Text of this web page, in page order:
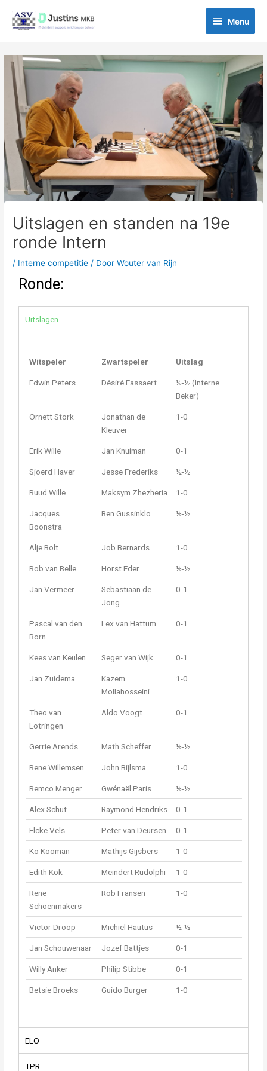
naar
inhoud
Menu
Menu
Uitslagen en standen na 19e
ronde Intern
/ Interne competitie / DoorWouter van Rijn
Ronde:
Uitslagen
Witspeler Zwartspeler Uitslag
Edwin Peters Désiré Fassaert
½-½ (Interne
Beker)
Ornett Stork
Jonathan de
Kleuver
1-0
Erik Wille Jan Knuiman 0-1
Sjoerd Haver Jesse Frederiks ½-½
Ruud Wille Maksym Zhezheria 1-0
Jacques
Boonstra
Ben Gussinklo ½-½
Alje Bolt Job Bernards 1-0
Rob van Belle Horst Eder ½-½
Jan Vermeer
Sebastiaan de
Jong
0-1
Pascal van den
Born
Lex van Hattum 0-1
Kees van Keulen Seger van Wijk 0-1
Jan Zuidema
Kazem
Mollahosseini
1-0
Theo van
Lotringen
Aldo Voogt 0-1
Gerrie Arends Math Scheffer ½-½
Rene Willemsen John Bijlsma 1-0
Remco Menger Gwénaël Paris ½-½
Alex Schut Raymond Hendriks 0-1
Elcke Vels Peter van Deursen 0-1
Ko Kooman Mathijs Gijsbers 1-0
Edith Kok Meindert Rudolphi 1-0
Rene
Schoenmakers
Rob Fransen 1-0
Victor Droop Michiel Hautus ½-½
Jan Schouwenaar Jozef Battjes 0-1
Willy Anker Philip Stibbe 0-1
Betsie Broeks Guido Burger 1-0
ELO
TPR
Bericht
navigatie